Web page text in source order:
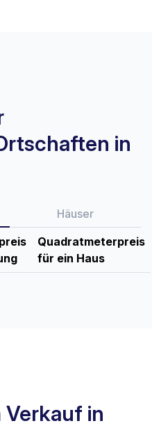
in
Häuser
Quadratmeterpreis
für ein Haus
Verkauf in